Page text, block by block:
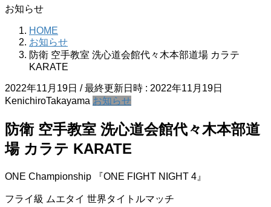
お知らせ
HOME
お知らせ
防衛 空手教室 洗心道会館代々木本部道場 カラテ
KARATE
2022年11月19日 / 最終更新日時 : 2022年11月19日
KenichiroTakayama お知らせ
防衛 空手教室 洗心道会館代々木本部道
場 カラテ KARATE
ONE Championship 『ONE FIGHT NIGHT 4』
フライ級 ムエタイ 世界タイトルマッチ